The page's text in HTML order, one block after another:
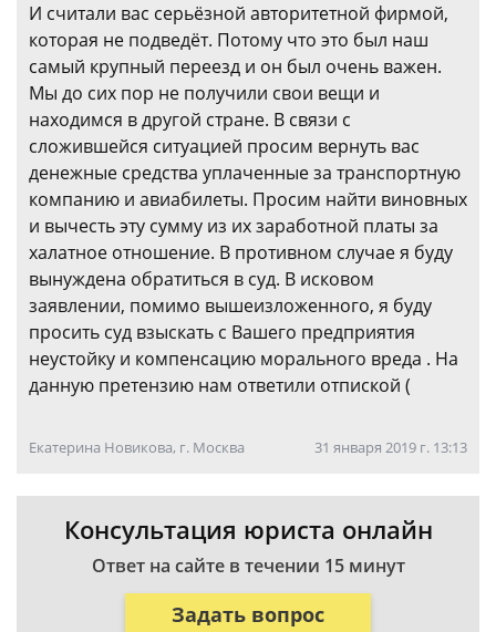
И считали вас серьёзной авторитетной фирмой,
которая не подведёт. Потому что это был наш
самый крупный переезд и он был очень важен.
Мы до сих пор не получили свои вещи и
находимся в другой стране. В связи с
сложившейся ситуацией просим вернуть вас
денежные средства уплаченные за транспортную
компанию и авиабилеты. Просим найти виновных
и вычесть эту сумму из их заработной платы за
халатное отношение. В противном случае я буду
вынуждена обратиться в суд. В исковом
заявлении, помимо вышеизложенного, я буду
просить суд взыскать с Вашего предприятия
неустойку и компенсацию морального вреда . На
данную претензию нам ответили отпиской (
Екатерина Новикова, г. Москва 31 января 2019 г. 13:13
Консультация юриста онлайн
Ответ на сайте в течении 15 минут
Задать вопрос